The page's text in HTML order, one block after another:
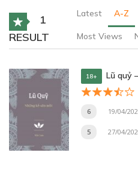
1
RESULT
Latest A-Z
Most Views
18+ Lũ quỷ
6 19/04/
5 27/04/